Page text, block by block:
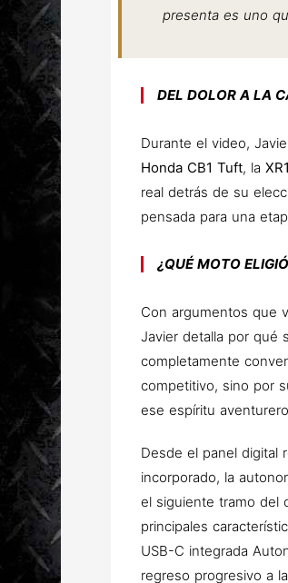
presenta es uno
DEL DOLOR A LA
Durante el video,
Honda CB1 Tuft, la
real detrás de su
pensada para una
¿QUÉ MOTO
Con argumentos que
Javier detalla por qué
completamente
competitivo, sino por
ese espíritu
Desde el panel digital
incorporado, la
el siguiente tramo del
principales
USB-C integrada
regreso progresivo a